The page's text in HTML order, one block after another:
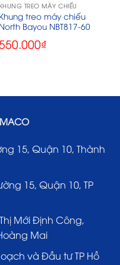
TREO MÁY CHIẾU
Khung treo máy chiếu
North Bayou NBT817-60
₫
15, Quận 10, Thành
15, Quận 10, TP
Mới Định Công,
Mai
và Đầu tư TP Hồ